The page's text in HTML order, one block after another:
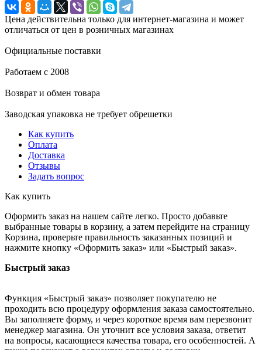
Цена действительна только для интернет-магазина и может
отличаться от цен в розничных магазинах
Официальные поставки
Работаем с 2008
Возврат и обмен товара
Заводская упаковка не требует обрешетки
Как купить
Оплата
Доставка
Отзывы
Задать вопрос
Как купить
Оформить заказ на нашем сайте легко. Просто добавьте
выбранные товары в корзину, а затем перейдите на страницу
Корзина, проверьте правильность заказанных позиций и
нажмите кнопку «Оформить заказ» или «Быстрый заказ».
Быстрый заказ
Функция «Быстрый заказ» позволяет покупателю не
проходить всю процедуру оформления заказа самостоятельно.
Вы заполняете форму, и через короткое время вам перезвонит
менеджер магазина. Он уточнит все условия заказа, ответит
на вопросы, касающиеся качества товара, его особенностей. А